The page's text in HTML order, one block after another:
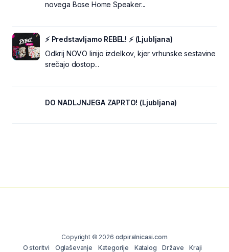
novega Bose Home Speaker...
⚡ Predstavljamo REBEL! ⚡ (Ljubljana)
Odkrij NOVO linijo izdelkov, kjer vrhunske sestavine
srečajo dostop...
DO NADLJNJEGA ZAPRTO! (Ljubljana)
Copyright © 2026 odpiralnicasi.com
O storitvi
Oglaševanje Kategorije Katalog Države
Kraji